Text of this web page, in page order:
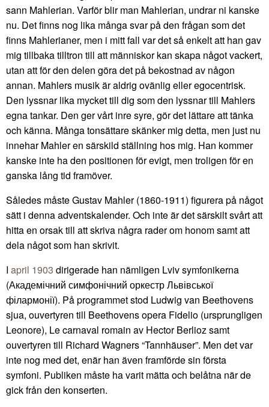
sann Mahlerian. Varför blir man Mahlerian, undrar ni kanske
nu. Det finns nog lika många svar på den frågan som det
finns Mahlerianer, men i mitt fall var det så enkelt att han gav
mig tillbaka tilltron till att människor kan skapa något vackert,
utan att för den delen göra det på bekostnad av någon
annan. Mahlers musik är aldrig ovänlig eller egocentrisk.
Den lyssnar lika mycket till dig som den lyssnar till Mahlers
egna tankar. Den ger vårt inre syre, gör det lättare att tänka
och känna. Många tonsättare skänker mig detta, men just nu
innehar Mahler en särskild ställning hos mig. Han kommer
kanske inte ha den positionen för evigt, men troligen för en
ganska lång tid framöver.
Således måste Gustav Mahler (1860-1911) figurera på något
sätt i denna adventskalender. Och inte är det särskilt svårt att
hitta en orsak till att skriva några rader om honom samt att
dela något som han skrivit.
I april 1903 dirigerade han nämligen Lviv symfonikerna
(Академічний симфонічний оркестр Львівської
філармонії). På programmet stod Ludwig van Beethovens
sjua, ouvertyren till Beethovens opera Fidelio (ursprungligen
Leonore), Le carnaval romain av Hector Berlioz samt
ouvertyren till Richard Wagners “Tannhäuser”. Men det var
inte nog med det, enär han även framförde sin första
symfoni. Publiken måste ha varit mätta och belåtna när de
gick från den konserten.